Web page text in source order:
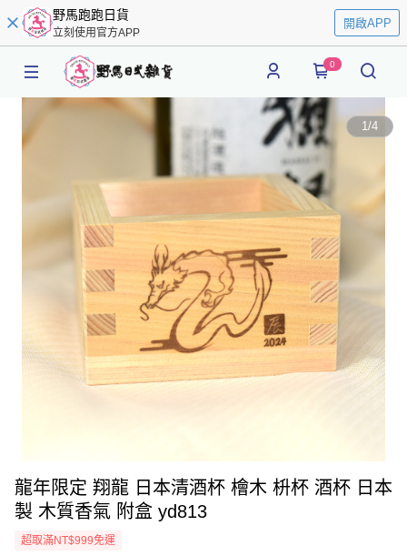
野馬跑跑日貨
立刻使用官方APP
開啟APP
0
1/4
龍年限定 翔龍 日本清酒杯 檜木 枡杯 酒杯 日本
製 木質香氣 附盒 yd813
超取滿NT$999免運